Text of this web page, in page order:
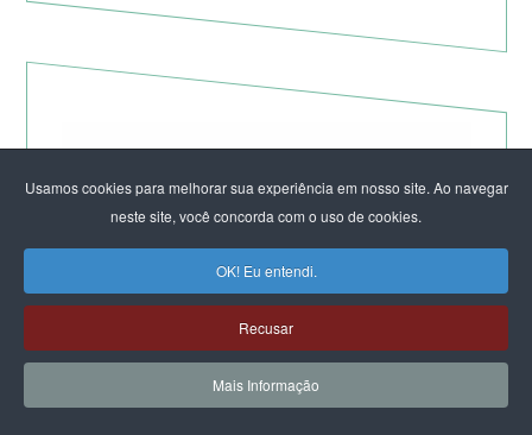
Usamos cookies para melhorar sua experiência em nosso site. Ao navegar
neste site, você concorda com o uso de cookies.
OK! Eu entendi.
Recusar
Mais Informação